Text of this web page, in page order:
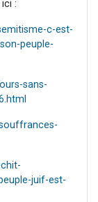
:
c-est-
peuple-
sans-
juif-est-